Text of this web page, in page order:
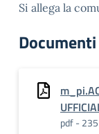
Si allega la
Documenti
pdf -